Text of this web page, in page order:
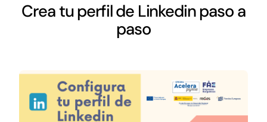
Networking
Eventos
Crea tu perfil de Linkedin paso a
paso